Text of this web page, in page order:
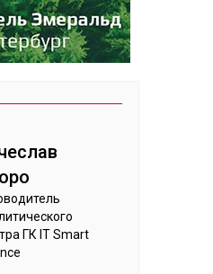
ГК IT Smart